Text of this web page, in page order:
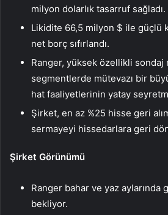
milyon dolarlık tasarruf sağladı.
Likidite 66,5 milyon $ ile güçlü
net borç sıfırlandı.
Ranger, yüksek özellikli sondaj
segmentlerde mütevazı bir
hat faaliyetlerinin yatay
Şirket, en az %25 hisse geri
sermayeyi hissedarlara geri
Şirket Görünümü
Ranger bahar ve yaz aylarında
bekliyor.